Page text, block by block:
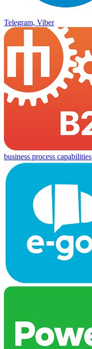
Telegram, Viber
business process capabilities